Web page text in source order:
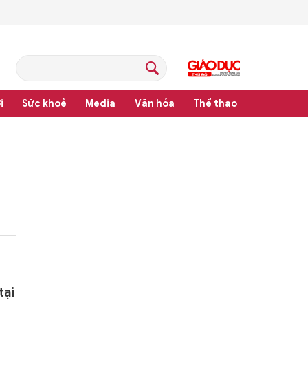
Sức khoẻ Media Văn hóa Thể thao